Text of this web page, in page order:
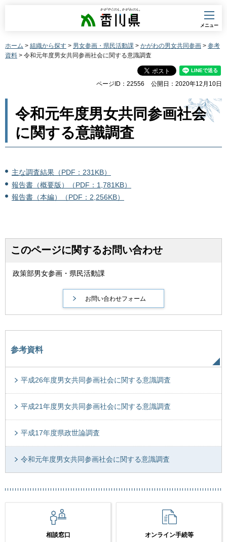
香川県
メニュー
ホーム > 組織から探す > 男女参画・県民活動課 > かがわの男女共同参画 > 参考
資料 > 令和元年度男女共同参画社会に関する意識調査
ページID：22556 公開日：2020年12月10日
令和元年度男女共同参画社会
に関する意識調査
主な調査結果（PDF：231KB）
報告書（概要版）（PDF：1,781KB）
報告書（本編）（PDF：2,256KB）
このページに関するお問い合わせ
政策部男女参画・県民活動課
参考資料
平成26年度男女共同参画社会に関する意識調査
平成21年度男女共同参画社会に関する意識調査
平成17年度県政世論調査
令和元年度男女共同参画社会に関する意識調査
相談窓口 オンライン手続等